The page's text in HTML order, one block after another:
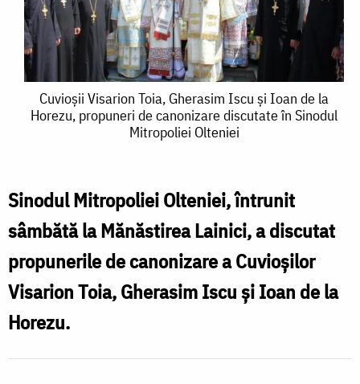
Cuvioșii
Visarion
Iscu
şi
Ioan
de
la
Cuvioșii Visarion Toia, Gherasim Iscu şi Ioan de la
Horezu, propuneri de canonizare discutate în Sinodul
Mitropoliei Olteniei
Sinodul Mitropoliei Olteniei, întrunit
sâmbătă la Mănăstirea Lainici, a discutat
propunerile de canonizare a Cuvioșilor
Visarion Toia, Gherasim Iscu şi Ioan de la
Horezu.